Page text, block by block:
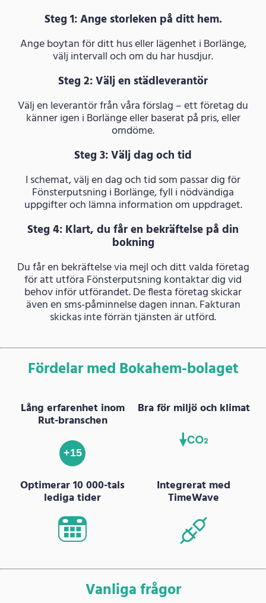
Steg 1: Ange storleken på ditt hem.
Ange boytan för ditt hus eller lägenhet i Borlänge,
välj intervall och om du har husdjur.
Steg 2: Välj en städleverantör
Välj en leverantör från våra förslag – ett företag du
känner igen i Borlänge eller baserat på pris, eller
omdöme.
Steg 3: Välj dag och tid
I schemat, välj en dag och tid som passar dig för
Fönsterputsning i Borlänge, fyll i nödvändiga
uppgifter och lämna information om uppdraget.
Steg 4: Klart, du får en bekräftelse på din
bokning
Du får en bekräftelse via mejl och ditt valda företag
för att utföra Fönsterputsning kontaktar dig vid
behov inför utförandet. De flesta företag skickar
även en sms-påminnelse dagen innan. Fakturan
skickas inte förrän tjänsten är utförd.
Fördelar med Bokahem-bolaget
Lång erfarenhet inom
Rut-branschen
+15
Bra för miljö och klimat
Optimerar 10 000-tals
lediga tider
Integrerat med
TimeWave
Vanliga frågor